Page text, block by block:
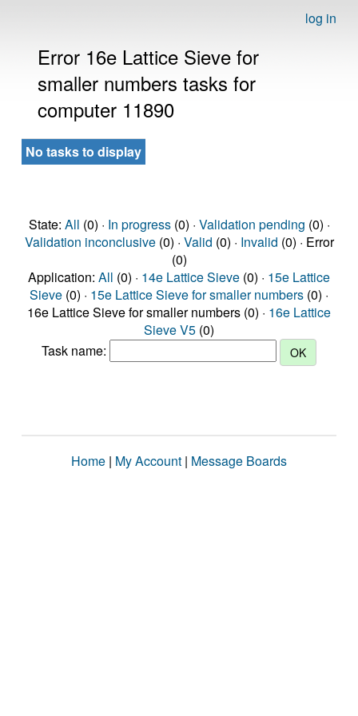
log in
Error 16e Lattice Sieve for
smaller numbers tasks for
computer 11890
No tasks to display
State: All (0) · In progress(0) · Validation pending (0) ·
Validation inconclusive(0) · Valid (0) · Invalid (0) · Error
(0)
Application: All (0) · 14e Lattice Sieve (0) · 15e Lattice
Sieve (0) · 15e Lattice Sieve for smaller numbers (0) ·
16e Lattice Sieve for smaller numbers (0) · 16e Lattice
Sieve V5 (0)
Task name:
Home | My Account | Message Boards